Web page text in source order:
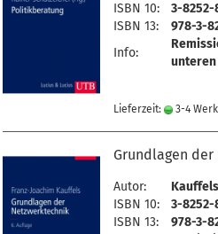
ISBN 10:
3-8252-
ISBN 13:
978-3-
Info:
Lieferzeit: 3-4
Grundlagen
Autor:
ISBN 10:
3-8252-
ISBN 13:
978-3-